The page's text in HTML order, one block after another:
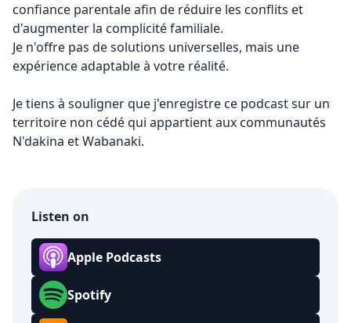
confiance parentale afin de réduire les conflits et
d'augmenter la complicité familiale.
Je n'offre pas de solutions universelles, mais une
expérience adaptable à votre réalité.
Je tiens à souligner que j'enregistre ce podcast sur un
territoire non cédé qui appartient aux communautés
N'dakina et Wabanaki.
Listen on
Apple Podcasts
Spotify